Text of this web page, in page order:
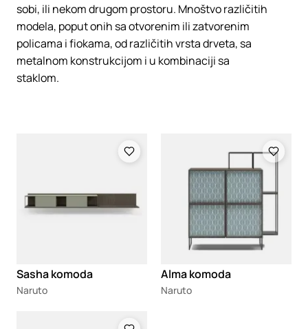
sobi, ili nekom drugom prostoru. Mnoštvo različitih
modela, poput onih sa otvorenim ili zatvorenim
policama i fiokama, od različitih vrsta drveta, sa
metalnom konstrukcijom i u kombinaciji sa
staklom.
Sasha komoda
Naruto
Alma komoda
Naruto